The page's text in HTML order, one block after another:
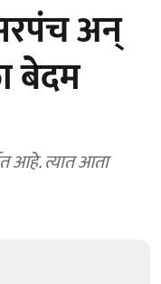
अन्
बेदम
आहे. त्यात आता